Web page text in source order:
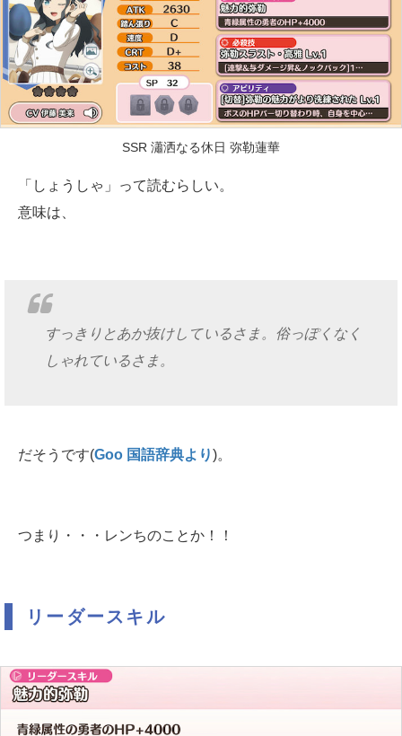
SSR 瀟洒なる休日 弥勒蓮華
「しょうしゃ」って読むらしい。
意味は、
すっきりとあか抜けしているさま。俗っぽくなく
しゃれているさま。
だそうです(Goo 国語辞典より)。
つまり・・・レンちのことか！！
リーダースキル